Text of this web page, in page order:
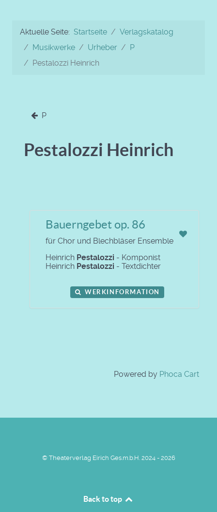
Aktuelle Seite: Startseite
Verlagskatalog
Musikwerke
Urheber
P
Pestalozzi Heinrich
P
Pestalozzi Heinrich
Bauerngebet op. 86
für Chor und Blechbläser Ensemble
Heinrich Pestalozzi - Komponist
Heinrich Pestalozzi - Textdichter
WERKINFORMATION
Powered by Phoca Cart
© Theaterverlag Eirich Ges.m.b.H. 2024 - 2026
Back to top